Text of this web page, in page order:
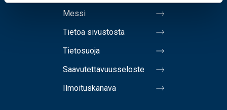
Messi
Tietoa sivustosta
Tietosuoja
Saavutettavuusseloste
Ilmoituskanava